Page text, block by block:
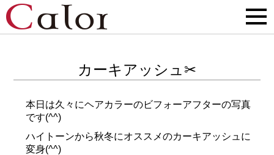
カーキアッシュ✂
本日は久々にヘアカラーのビフォーアフターの写真
です(^^)
ハイトーンから秋冬にオススメのカーキアッシュに
変身(^^)